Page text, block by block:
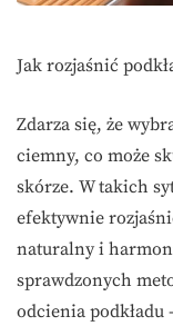
Jak rozjaśnić
Zdarza się, że
ciemny, co może
skórze. W takich
efektywnie
naturalny i
sprawdzonych
odcienia podkładu